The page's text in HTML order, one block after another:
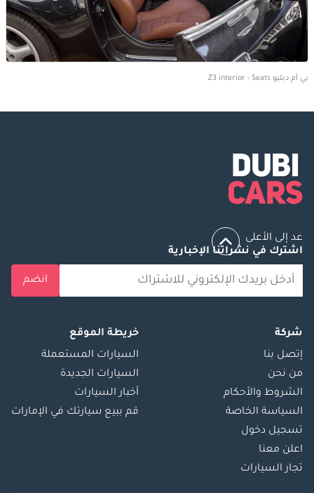
بي أم دبليو Z3 interior - Seats
عد إلى الأعلى
اشترك في نشراتنا الإخبارية
انضم
شركة
إتصل بنا
من نحن
الشروط والأحكام
السياسة الخاصة
تسجيل دخول
اعلن معنا
تجار السيارات
خريطة الموقع
السيارات المستعملة
السيارات الجديدة
أخبار السيارات
قم ببيع سيارتك في الإمارات